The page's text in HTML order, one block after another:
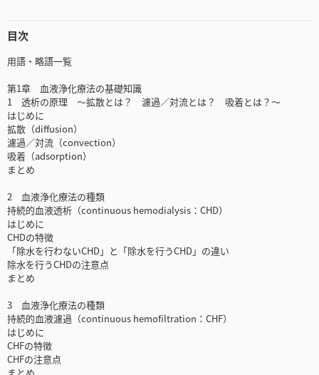
目次
用語・略語一覧
第1章 血液浄化療法の基礎知識
1 透析の原理 ～拡散とは？ 濾過／対流とは？ 吸着とは？～
はじめに
拡散（diffusion）
濾過／対流（convection）
吸着（adsorption）
まとめ
2 血液浄化療法の種類
持続的血液透析（continuous hemodialysis：CHD）
はじめに
CHDの特徴
「除水を行わないCHD」と「除水を行うCHD」の違い
除水を行うCHDの注意点
まとめ
3 血液浄化療法の種類
持続的血液濾過（continuous hemofiltration：CHF）
はじめに
CHFの特徴
CHFの注意点